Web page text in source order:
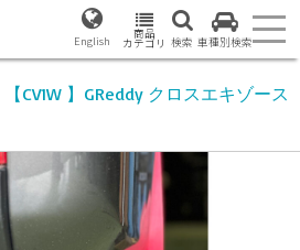
English 商品
カテゴリ 検索 車種別検索
【CV1W 】GReddy クロスエキゾース